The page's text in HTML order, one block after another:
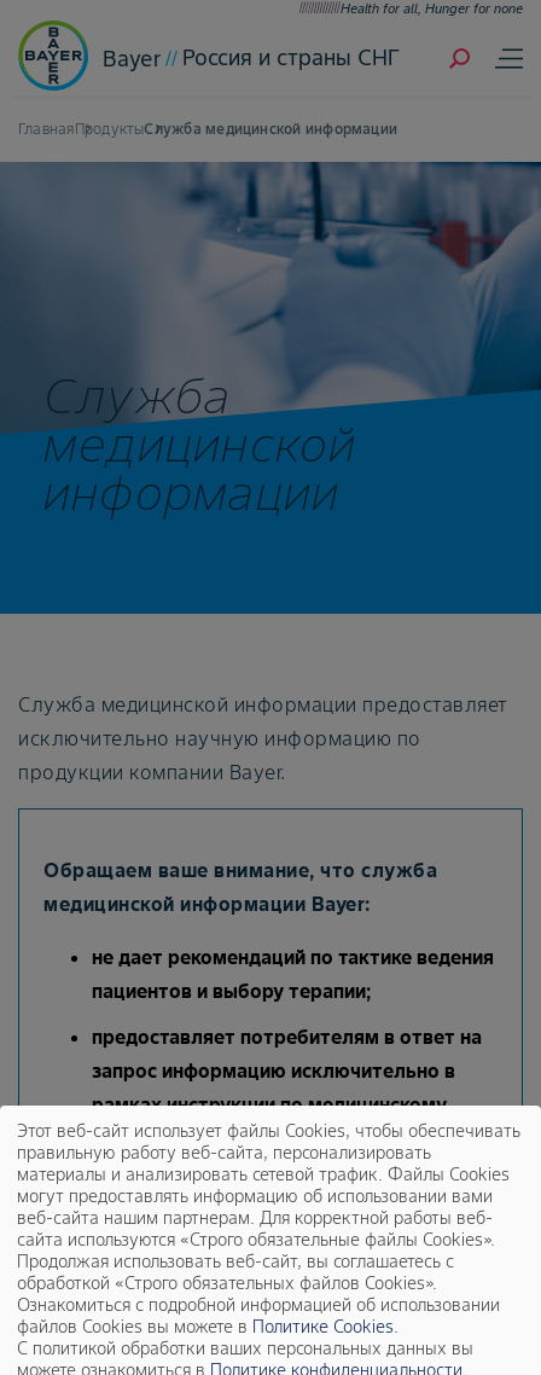
Health for all, Hunger for none
Bayer Россия и страны СНГ
ГлавнаяПродуктыСлужба медицинской информации
Служба
медицинской
информации
Служба медицинской информации предоставляет
исключительно научную информацию по
продукции компании Bayer.
Обращаем ваше внимание, что служба
медицинской информации Bayer:
не дает рекомендаций по тактике ведения
пациентов и выбору терапии;
предоставляет потребителям в ответ на
запрос информацию исключительно в
рамках инструкции по медицинскому
применению препарата;
не предоставляет информацию о
стоимости и доступности препарата в
аптечных сетях;
не предоставляет информацию по
препаратам других компаний;
Этот веб-сайт использует файлы Cookies, чтобы обеспечивать
правильную работу веб-сайта, персонализировать
материалы и анализировать сетевой трафик. Файлы Cookies
могут предоставлять информацию об использовании вами
веб-сайта нашим партнерам. Для корректной работы веб-
сайта используются «Строго обязательные файлы Cookies».
Продолжая использовать веб-сайт, вы соглашаетесь с
обработкой «Строго обязательных файлов Cookies».
Ознакомиться с подробной информацией об использовании
файлов Cookies вы можете в Политике Cookies.
С политикой обработки ваших персональных данных вы
можете ознакомиться в Политике конфиденциальности.